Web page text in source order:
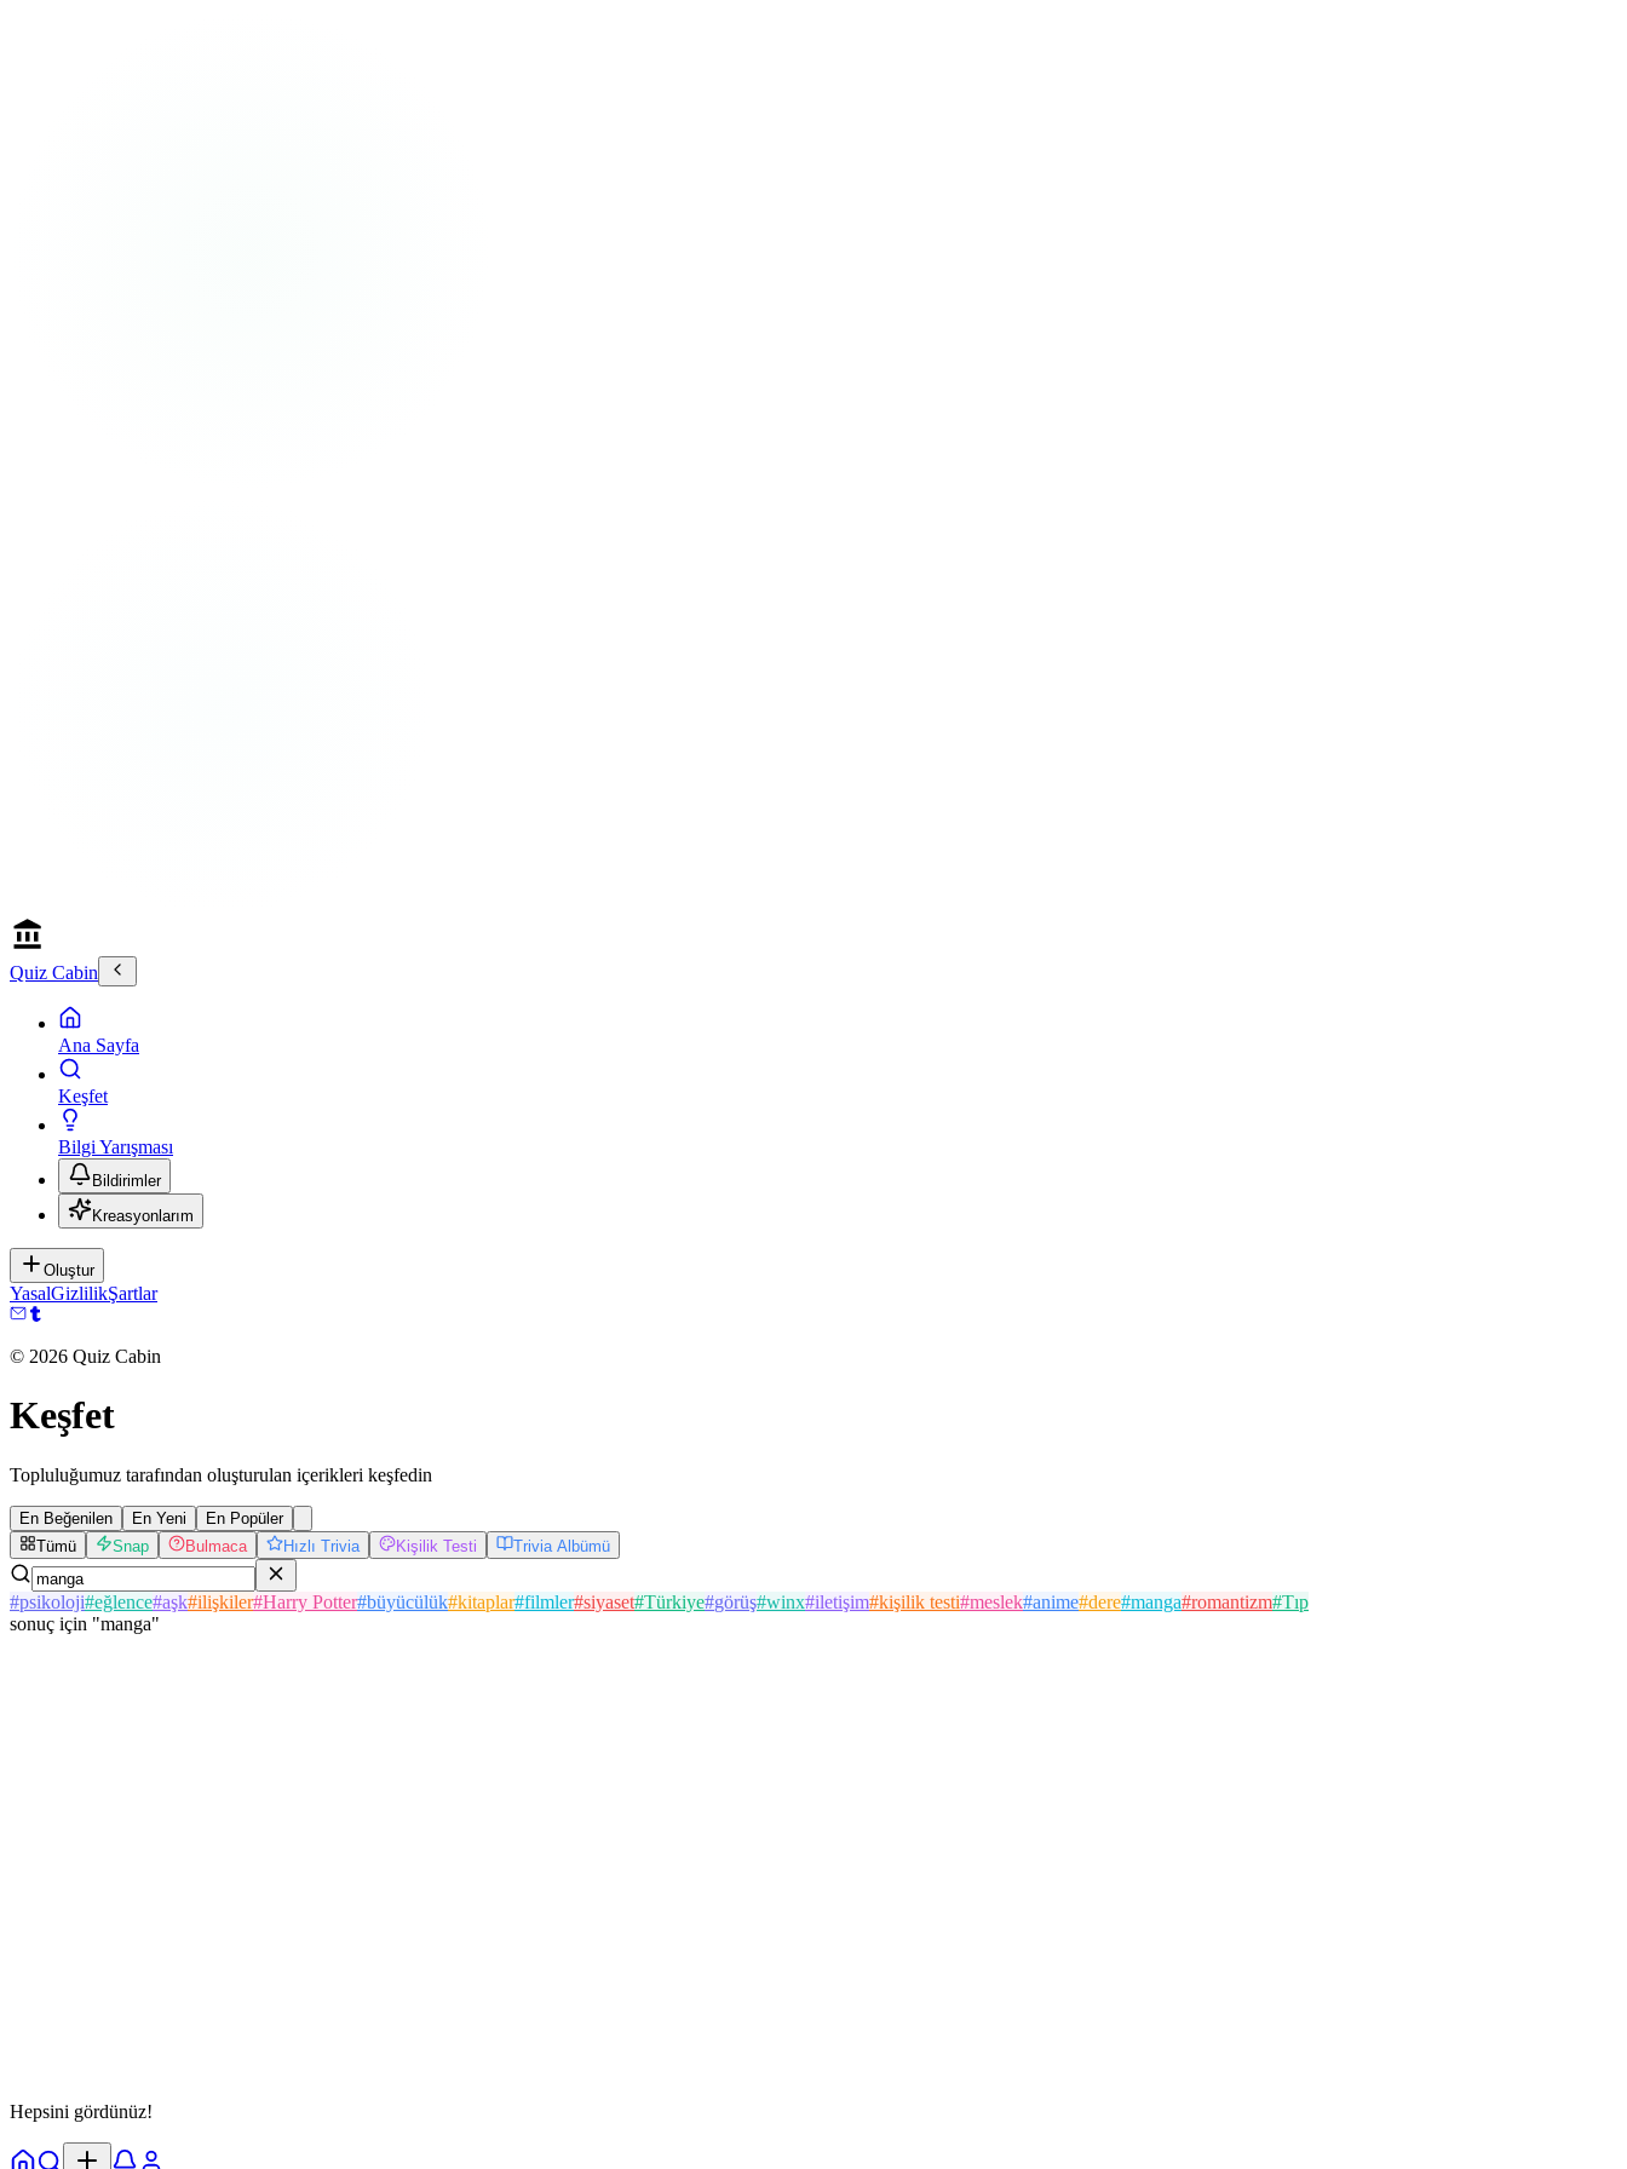
Quiz Cabin
Ana Sayfa
Keşfet
Bilgi Yarışması
Bildirimler
Kreasyonlarım
Oluştur
YasalGizlilikŞartlar
© 2026 Quiz Cabin
Keşfet
Topluluğumuz tarafından oluşturulan içerikleri keşfedin
En Beğenilen En Yeni
En Popüler
Tümü
Snap Bulmaca Hızlı Trivia Kişilik Testi Trivia Albümü
#psikoloji#eğlence#aşk#ilişkiler#Harry Potter#büyücülük#kitaplar#filmler#siyaset#Türkiye#görüş#winx#iletişim#kişilik testi#meslek#anime#dere#manga#romantizm#Tıp
sonuç için "manga"
Hepsini gördünüz!
Ana Sayfa
Keşfet Bildirimler